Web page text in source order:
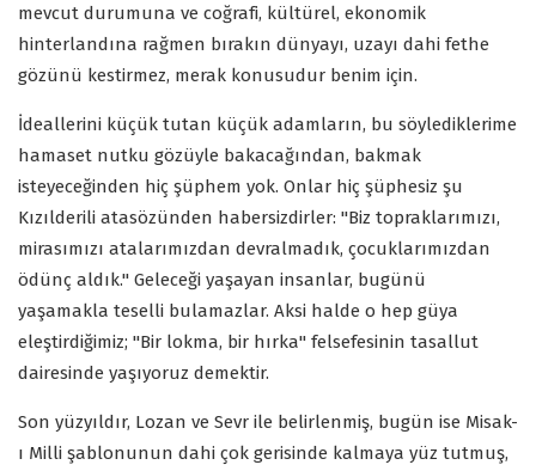
mevcut durumuna ve coğrafi, kültürel, ekonomik
hinterlandına rağmen bırakın dünyayı, uzayı dahi fethe
gözünü kestirmez, merak konusudur benim için.
İdeallerini küçük tutan küçük adamların, bu söylediklerime
hamaset nutku gözüyle bakacağından, bakmak
isteyeceğinden hiç şüphem yok. Onlar hiç şüphesiz şu
Kızılderili atasözünden habersizdirler: "Biz topraklarımızı,
mirasımızı atalarımızdan devralmadık, çocuklarımızdan
ödünç aldık." Geleceği yaşayan insanlar, bugünü
yaşamakla teselli bulamazlar. Aksi halde o hep güya
eleştirdiğimiz; "Bir lokma, bir hırka" felsefesinin tasallut
dairesinde yaşıyoruz demektir.
Son yüzyıldır, Lozan ve Sevr ile belirlenmiş, bugün ise Misak-
ı Milli şablonunun dahi çok gerisinde kalmaya yüz tutmuş,